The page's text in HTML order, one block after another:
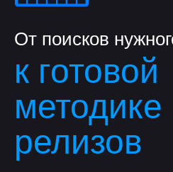
От поисков
к готовой
методике
релизов